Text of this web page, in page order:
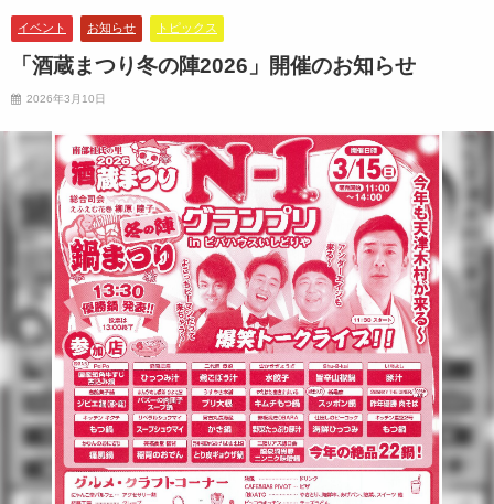
イベント お知らせ トピックス
「酒蔵まつり冬の陣2026」開催のお知らせ
2026年3月10日